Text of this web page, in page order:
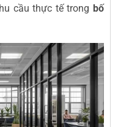
cầu thực tế trong bố